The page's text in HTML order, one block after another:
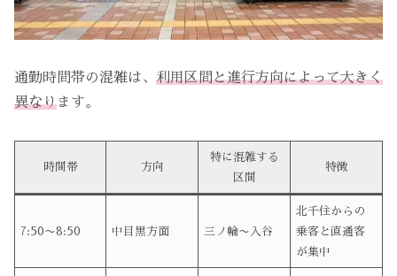
通勤時間帯の混雑は、 利用区間と進行方向によって大きく
異なります。
時間帯 方向
特に混雑する
区間
特徴
7:50〜8:50 中目黒方面 三ノ輪〜入谷
北千住からの
乗客と直通客
が集中